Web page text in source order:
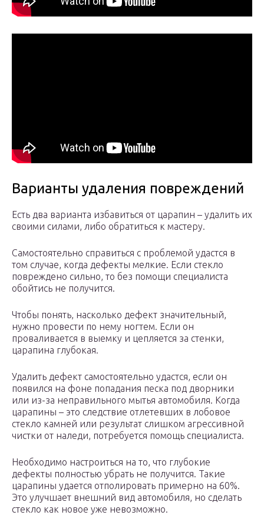
Варианты удаления повреждений
Есть два варианта избавиться от царапин – удалить их
своими силами, либо обратиться к мастеру.
Самостоятельно справиться с проблемой удастся в
том случае, когда дефекты мелкие. Если стекло
повреждено сильно, то без помощи специалиста
обойтись не получится.
Чтобы понять, насколько дефект значительный,
нужно провести по нему ногтем. Если он
проваливается в выемку и цепляется за стенки,
царапина глубокая.
Удалить дефект самостоятельно удастся, если он
появился на фоне попадания песка под дворники
или из-за неправильного мытья автомобиля. Когда
царапины – это следствие отлетевших в лобовое
стекло камней или результат слишком агрессивной
чистки от наледи, потребуется помощь специалиста.
Необходимо настроиться на то, что глубокие
дефекты полностью убрать не получится. Такие
царапины удается отполировать примерно на 60%.
Это улучшает внешний вид автомобиля, но сделать
стекло как новое уже невозможно.